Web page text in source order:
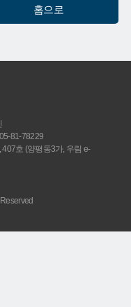
홈으로
81-78229
호 (양평동3가, 우림 e-